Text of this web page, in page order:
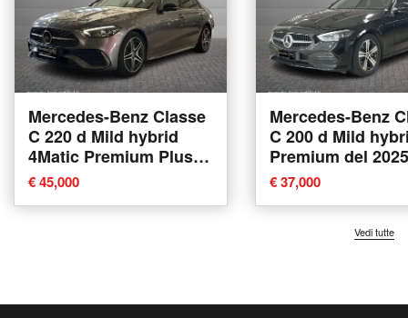
Mercedes-Benz Classe
C 220 d Mild hybrid
4Matic Premium Plus
del 2025 usata a
Pozzuoli
€ 45,000
Mercedes-Benz
C 200 d Mild
Premium del 2025
usata a Cardito
€ 37,000
Vedi tutte